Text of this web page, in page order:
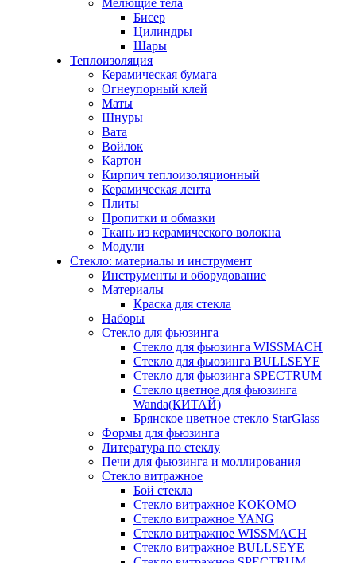
Мелющие тела
Бисер
Цилиндры
Шары
Теплоизоляция
Керамическая бумага
Огнеупорный клей
Маты
Шнуры
Вата
Войлок
Картон
Кирпич теплоизоляционный
Керамическая лента
Плиты
Пропитки и обмазки
Ткань из керамического волокна
Модули
Стекло: материалы и инструмент
Инструменты и оборудование
Материалы
Краска для стекла
Наборы
Стекло для фьюзинга
Стекло для фьюзинга WISSMACH
Стекло для фьюзинга BULLSEYE
Стекло для фьюзинга SPECTRUM
Стекло цветное для фьюзинга
Wanda(КИТАЙ)
Брянское цветное стекло StarGlass
Формы для фьюзинга
Литература по стеклу
Печи для фьюзинга и моллирования
Стекло витражное
Бой стекла
Стекло витражное KOKOMO
Стекло витражное YANG
Стекло витражное WISSMACH
Стекло витражное BULLSEYE